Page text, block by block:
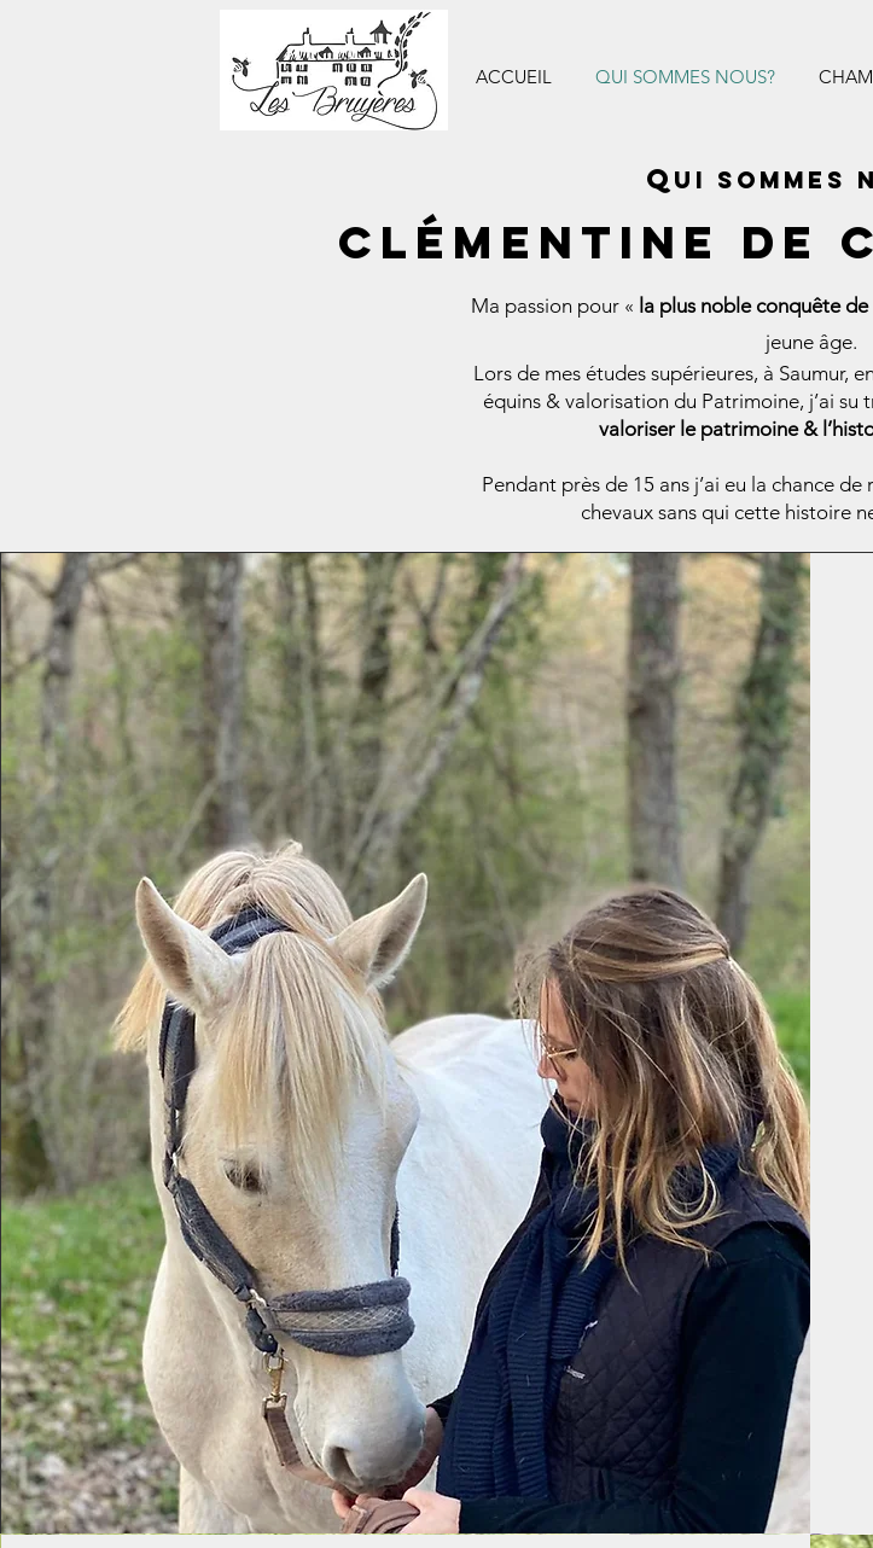
ACCUEIL QUI SOMMES NOUS?
Q ui sommes
Clémentine de
Ma passion pour « la plus noble conquête de
jeune âge.
Lors de mes études supérieures, à Saumur,
équins & valorisation du Patrimoine, j’ai su
valoriser le patrimoine &
Pendant près de 15 ans j’ai eu la chance
chevaux sans qui cette histoire